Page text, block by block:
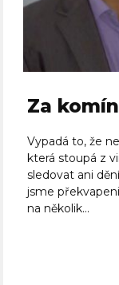
Za
Vypadá to, že
která stoupá z
sledovat ani
jsme
na několik...